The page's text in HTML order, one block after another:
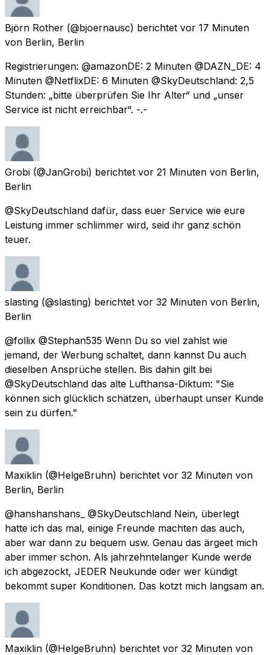
Björn Rother (@bjoernausc) berichtet vor 17 Minuten
von Berlin, Berlin
Registrierungen: @amazonDE: 2 Minuten @DAZN_DE: 4
Minuten @NetflixDE: 6 Minuten @SkyDeutschland: 2,5
Stunden: „bitte überprüfen Sie Ihr Alter“ und „unser
Service ist nicht erreichbar“. -.-
Grobi (@JanGrobi) berichtet vor 21 Minuten von Berlin,
Berlin
@SkyDeutschland dafür, dass euer Service wie eure
Leistung immer schlimmer wird, seid ihr ganz schön
teuer.
slasting (@slasting) berichtet vor 32 Minuten von Berlin,
Berlin
@follix @Stephan535 Wenn Du so viel zahlst wie
jemand, der Werbung schaltet, dann kannst Du auch
dieselben Ansprüche stellen. Bis dahin gilt bei
@SkyDeutschland das alte Lufthansa-Diktum: "Sie
können sich glücklich schätzen, überhaupt unser Kunde
sein zu dürfen."
Maxiklin (@HelgeBruhn) berichtet vor 32 Minuten von
Berlin, Berlin
@hanshanshans_ @SkyDeutschland Nein, überlegt
hatte ich das mal, einige Freunde machten das auch,
aber war dann zu bequem usw. Genau das ärgeet mich
aber immer schon. Als jahrzehntelanger Kunde werde
ich abgezockt, JEDER Neukunde oder wer kündigt
bekommt super Konditionen. Das kotzt mich langsam an.
Maxiklin (@HelgeBruhn) berichtet vor 32 Minuten von